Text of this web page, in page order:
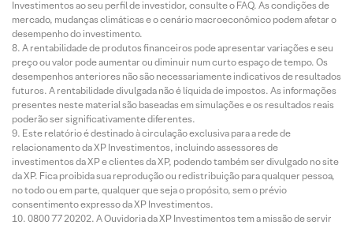
Investimentos ao seu perfil de investidor, consulte o FAQ. As condições de
mercado, mudanças climáticas e o cenário macroeconômico podem afetar o
desempenho do investimento.
A rentabilidade de produtos financeiros pode apresentar variações e seu
preço ou valor pode aumentar ou diminuir num curto espaço de tempo. Os
desempenhos anteriores não são necessariamente indicativos de resultados
futuros. A rentabilidade divulgada não é líquida de impostos. As informações
presentes neste material são baseadas em simulações e os resultados reais
poderão ser significativamente diferentes.
Este relatório é destinado à circulação exclusiva para a rede de
relacionamento da XP Investimentos, incluindo assessores de
investimentos da XP e clientes da XP, podendo também ser divulgado no site
da XP. Fica proibida sua reprodução ou redistribuição para qualquer pessoa,
no todo ou em parte, qualquer que seja o propósito, sem o prévio
consentimento expresso da XP Investimentos.
0800 77 20202. A Ouvidoria da XP Investimentos tem a missão de servir